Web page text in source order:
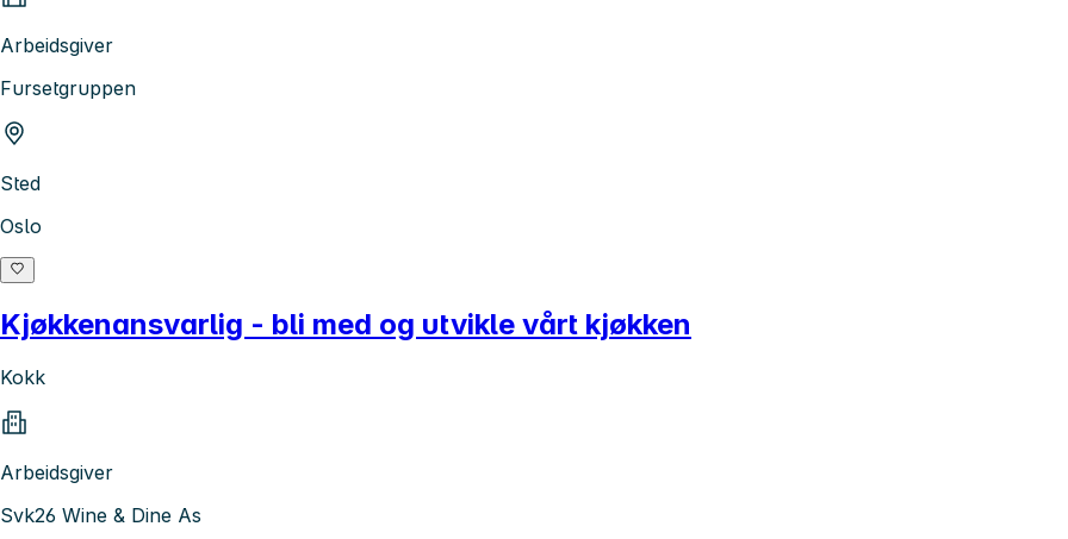
Arbeidsgiver
Fursetgruppen
Sted
Oslo
Kjøkkenansvarlig - bli med og utvikle vårt kjøkken
Kokk
Arbeidsgiver
Svk26 Wine & Dine As